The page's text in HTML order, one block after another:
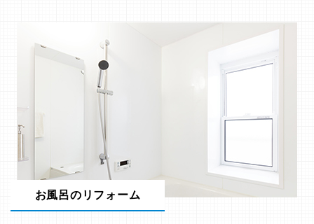
お風呂のリフォーム